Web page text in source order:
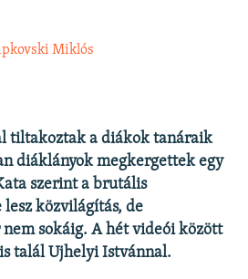
weboldal
Miklós
tiltakoztak a diákok tanáraik
diáklányok megkergettek egy
szerint a brutális
közvilágítás, de
sokáig. A hét videói között
talál Ujhelyi Istvánnal.